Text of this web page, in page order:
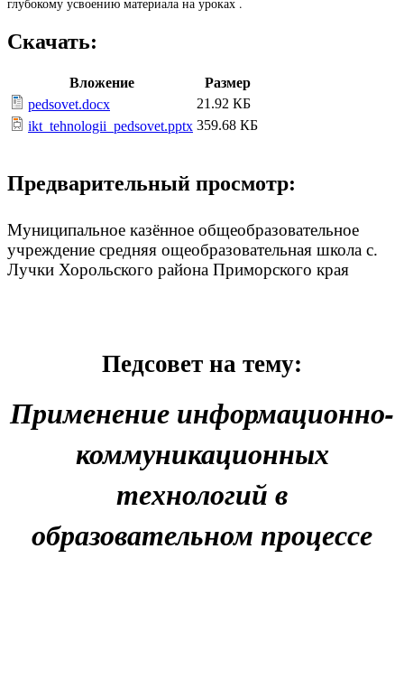
Скачать:
Вложение
Размер
pedsovet.docx
21.92 КБ
ikt_tehnologii_pedsovet.pptx 359.68 КБ
Предварительный просмотр:
Муниципальное казённое общеобразовательное
учреждение средняя ощеобразовательная школа с.
Лучки Хорольского района Приморского края
Педсовет на тему:
Применение информационно-
коммуникационных
технологий в
образовательном процессе